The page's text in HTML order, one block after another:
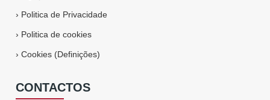
› Politica de Privacidade
› Politica de cookies
›Cookies (Definições)
CONTACTOS